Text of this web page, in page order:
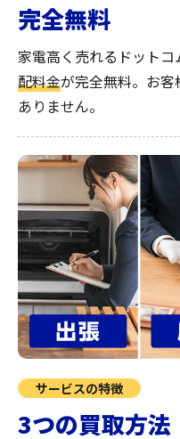
完全無料
家電高く売れるドットコ
配料金が完全無料。 お客
ありません。
サービスの特徴
3つの買取方法